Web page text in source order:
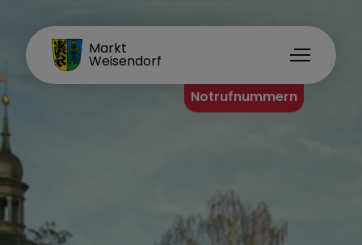
Markt
Weisendorf
FAMILIENORT
Notrufnummern